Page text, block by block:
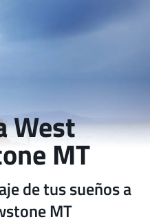
West
MT
de tus sueños a
MT